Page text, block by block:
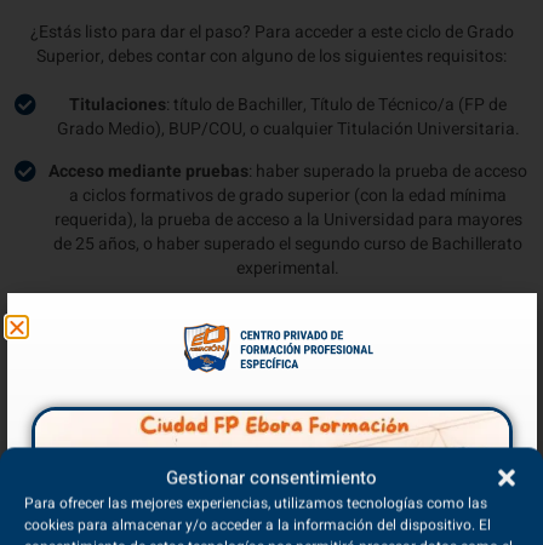
Gestionar consentimiento
Para ofrecer las mejores experiencias, utilizamos tecnologías como las
cookies para almacenar y/o acceder a la información del dispositivo. El
¿Estás listo para dar el paso? Para acceder a este ciclo de Grado
Superior, debes contar con alguno de los siguientes requisitos:
Titulaciones: título de Bachiller, Título de Técnico/a (FP de
Grado Medio), BUP/COU, o cualquier Titulación Universitaria.
Acceso mediante pruebas: haber superado la prueba de acceso
a ciclos formativos de grado superior (con la edad mínima
requerida), la prueba de acceso a la Universidad para mayores
de 25 años, o haber superado el segundo curso de Bachillerato
experimental.